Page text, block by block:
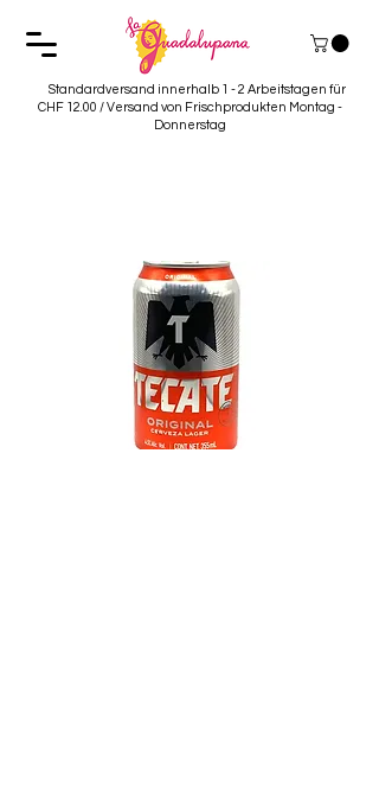
Standardversand innerhalb 1 - 2 Arbeitstagen für
CHF 12.00 / Versand von Frischprodukten Montag -
Donnerstag